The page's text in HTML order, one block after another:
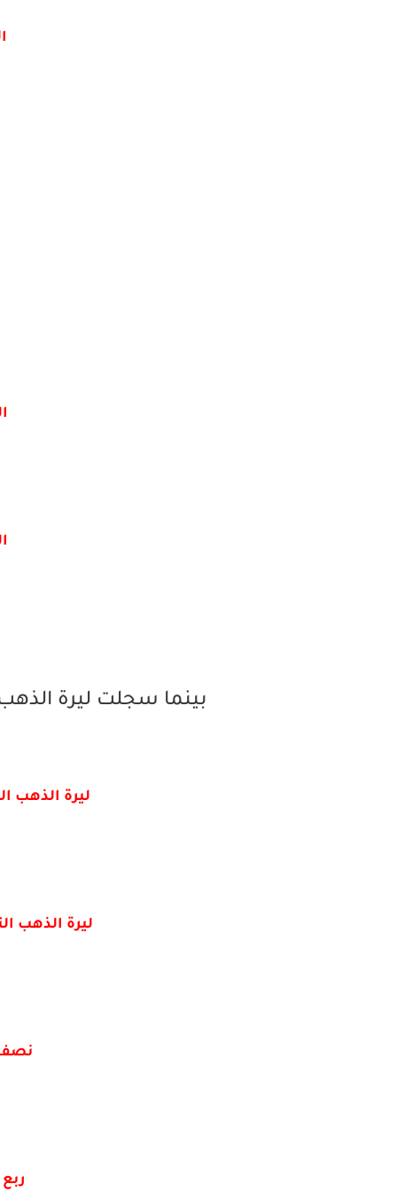
بينما سجلت ليرة الذهب
ليرة الذهب
ليرة الذهب
نصف